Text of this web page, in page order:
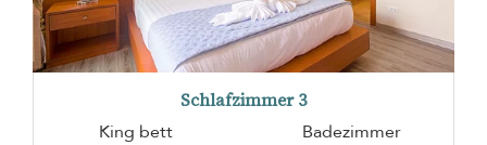
Schlafzimmer 3
King bett
Badezimmer